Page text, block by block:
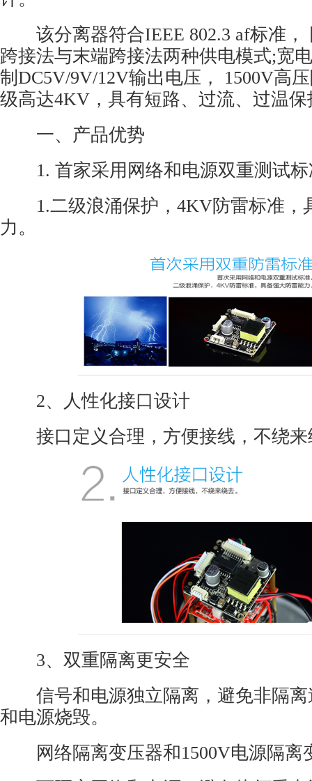
该分离器符合IEEE 802.3 af标准，
跨接法与末端跨接法两种供电模式;宽
制DC5V/9V/12V输出电压， 1500V高
级高达4KV，具有短路、过流、过温
一、产品优势
1. 首家采用网络和电源双重测试标
1.二级浪涌保护，4KV防雷标准，
力。
2、人性化接口设计
接口定义合理，方便接线，不绕来
3、双重隔离更安全
信号和电源独立隔离，避免非隔离
和电源烧毁。
网络隔离变压器和1500V电源隔离